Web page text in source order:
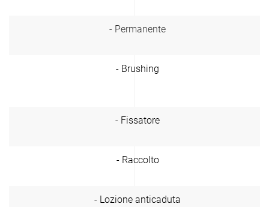
- Permanente
- Brushing
- Fissatore
- Raccolto
- Lozione anticaduta